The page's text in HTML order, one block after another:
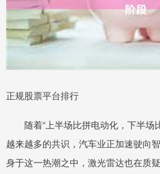
正规股票平台排行
随着“上半场比拼电动化，下半场
越来越多的共识，汽车业正加速驶向
身于这一热潮之中，激光雷达也在质